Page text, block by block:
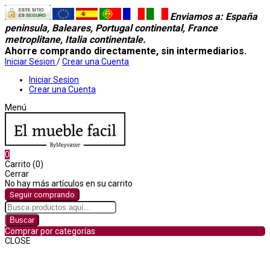
Enviamos a: España
peninsula, Baleares, Portugal continental, France
metroplitane, Italia continentale.
Ahorre comprando directamente, sin intermediarios.
Iniciar Sesion /Crear una Cuenta
Iniciar Sesion
Crear una Cuenta
Menú
0
Carrito (0)
Cerrar
No hay más artículos en su carrito
Seguir comprando
Buscar
Comprar por categorías
CLOSE